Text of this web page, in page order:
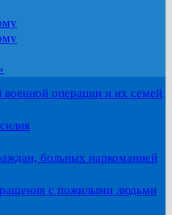
военной операции и их семей
больных наркоманией
с пожилыми людьми